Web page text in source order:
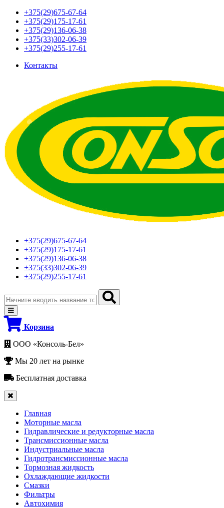
+375(29)675-67-64
+375(29)175-17-61
+375(29)136-06-38
+375(33)302-06-39
+375(29)255-17-61
Контакты
+375(29)675-67-64
+375(29)175-17-61
+375(29)136-06-38
+375(33)302-06-39
+375(29)255-17-61
Корзина
ООО «Консоль-Бел»
Мы 20 лет на рынке
Бесплатная доставка
Главная
Моторные масла
Гидравлические и редукторные масла
Трансмиссионные масла
Индустриальные масла
Гидротрансмиссионные масла
Тормозная жидкость
Охлаждающие жидкости
Смазки
Фильтры
Автохимия